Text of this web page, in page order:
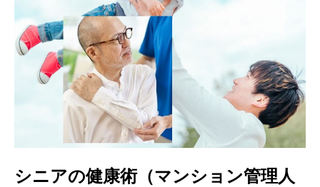
シニアの健康術（マンション管理人